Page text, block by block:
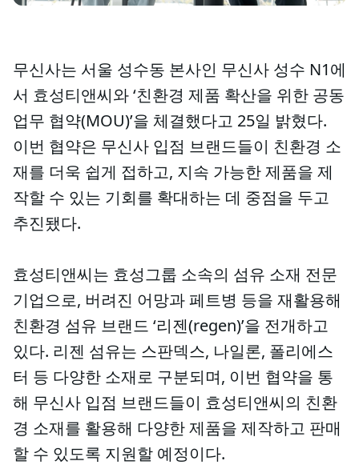
무신사는 서울 성수동 본사인 무신사 성수 N1에
서 효성티앤씨와 ‘친환경 제품 확산을 위한 공동
업무 협약(MOU)’을 체결했다고 25일 밝혔다.
이번 협약은 무신사 입점 브랜드들이 친환경 소
재를 더욱 쉽게 접하고, 지속 가능한 제품을 제
작할 수 있는 기회를 확대하는 데 중점을 두고
추진됐다.
효성티앤씨는 효성그룹 소속의 섬유 소재 전문
기업으로, 버려진 어망과 페트병 등을 재활용해
친환경 섬유 브랜드 ‘리젠(regen)’을 전개하고
있다. 리젠 섬유는 스판덱스, 나일론, 폴리에스
터 등 다양한 소재로 구분되며, 이번 협약을 통
해 무신사 입점 브랜드들이 효성티앤씨의 친환
경 소재를 활용해 다양한 제품을 제작하고 판매
할 수 있도록 지원할 예정이다.